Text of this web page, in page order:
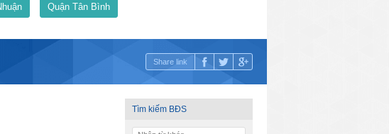
Quận Tân Bình
Share link
Tìm kiếm BĐS